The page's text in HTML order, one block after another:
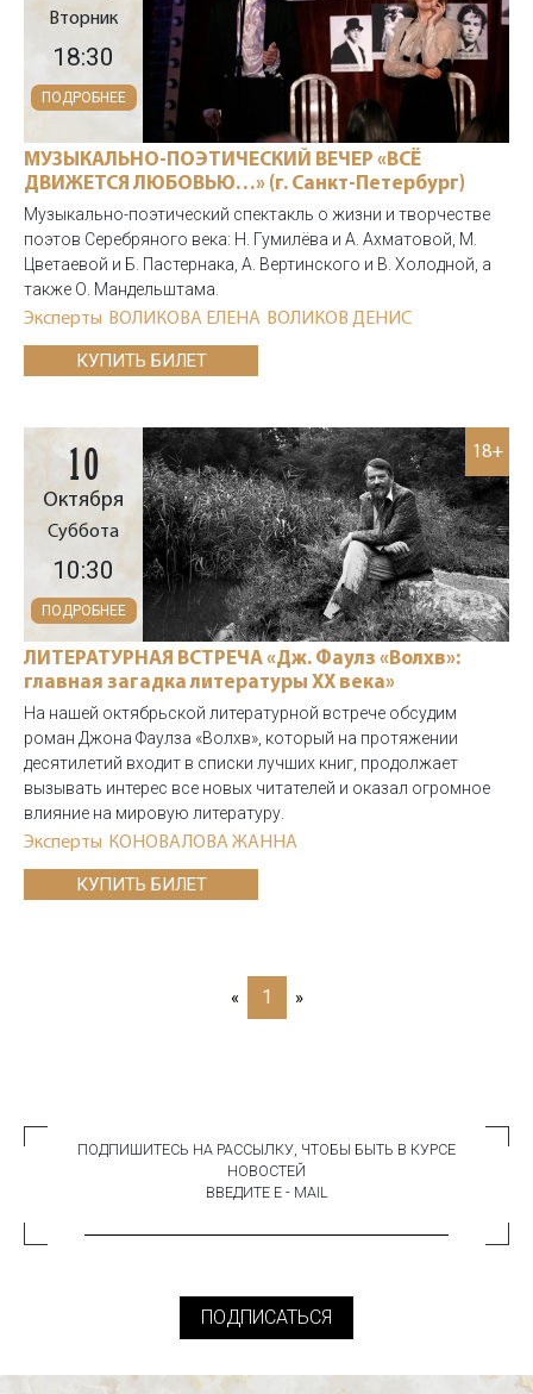
Вторник
18:30
ПОДРОБНЕЕ
МУЗЫКАЛЬНО-ПОЭТИЧЕСКИЙ ВЕЧЕР «ВСЁ
ДВИЖЕТСЯ ЛЮБОВЬЮ…» (г. Санкт-Петербург)
Музыкально-поэтический спектакль о жизни и творчестве
поэтов Серебряного века: Н. Гумилёва и А. Ахматовой, М.
Цветаевой и Б. Пастернака, А. Вертинского и В. Холодной, а
также О. Мандельштама.
Эксперты ВОЛИКОВА ЕЛЕНА ВОЛИКОВ ДЕНИС
КУПИТЬ БИЛЕТ
10
Октября
Суббота
10:30
ПОДРОБНЕЕ
18+
ЛИТЕРАТУРНАЯ ВСТРЕЧА «Дж. Фаулз «Волхв»:
главная загадка литературы XX века»
На нашей октябрьской литературной встрече обсудим
роман Джона Фаулза «Волхв», который на протяжении
десятилетий входит в списки лучших книг, продолжает
вызывать интерес все новых читателей и оказал огромное
влияние на мировую литературу.
Эксперты КОНОВАЛОВА ЖАННА
КУПИТЬ БИЛЕТ
« 1 »
ПОДПИШИТЕСЬ НА РАССЫЛКУ, ЧТОБЫ БЫТЬ В КУРСЕ
НОВОСТЕЙ
ВВЕДИТЕ E - MAIL
ПОДПИСАТЬСЯ